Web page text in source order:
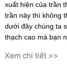
xuất hiện của trần
trần này thì không
dưới đây chúng ta
thạch cao mà bạn
Xem chi tiết >>